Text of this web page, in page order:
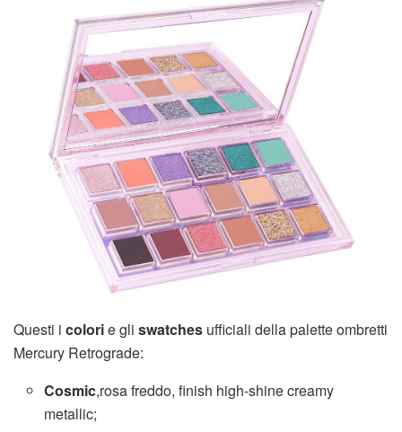
Questi i colorie gli swatches ufficiali della palette ombretti
Mercury Retrograde:
Cosmic,rosa freddo, finish high-shine creamy
metallic;